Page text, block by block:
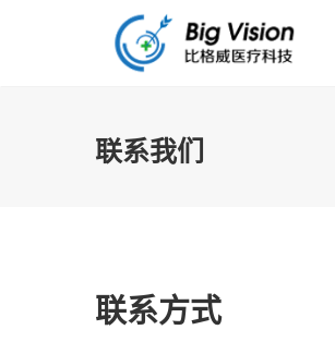
联系我们
联系方式